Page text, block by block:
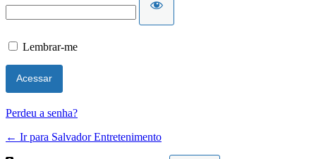
Lembrar-me
Perdeu a senha?
← Ir para Salvador Entretenimento